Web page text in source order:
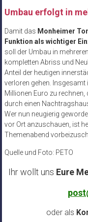
Umbau erfolgt in
Damit das Monheimer Tor
Funktion als wichtiger
soll der Umbau in
kompletten Abriss und
Anteil der heutigen
verloren gehen.
Millionen Euro zu
durch einen
Wer nun neugierig
vor Ort anzuschauen, ist
Themenabend
Quelle und Foto: PETO
Ihr wollt uns Eure
oder als